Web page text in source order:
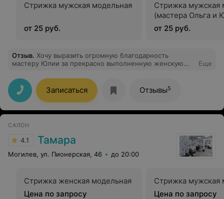
Стрижка мужская модельная
от 25 руб.
Стрижка мужская
(мастера Ольга и
от 25 руб.
Отзыв. Хочу выразить огромную благодарность
мастеру Юлии за прекрасно выполненную женскую
моим пожеланиям. Как мастер, она настоящий
профессионал, могу с полной уверенностью
рекомендовать ее всем, кто ищет своего мастера!
Еще
Записаться Отзывы5
САЛОН
4.1 Тамара
Могилев, ул. Пионерская, 46 до 20:00
Стрижка женская модельная
Цена по запросу
Стрижка мужская
Цена по запросу